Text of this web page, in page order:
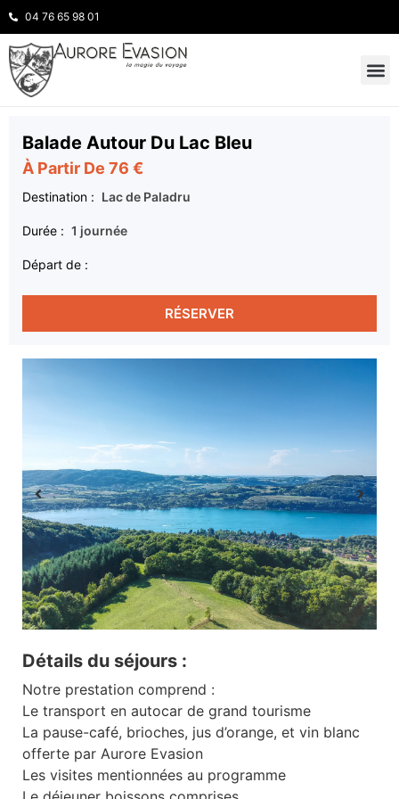
04 76 65 98 01
Détails du séjours :
Notre prestation comprend :
Le transport en autocar de grand tourisme
La pause-café, brioches, jus d’orange, et vin blanc
offerte par Aurore Evasion
Les visites mentionnées au programme
Balade Autour Du Lac Bleu
À Partir De 76 €
Destination : Lac de Paladru
Durée : 1 journée
Départ de :
RÉSERVER